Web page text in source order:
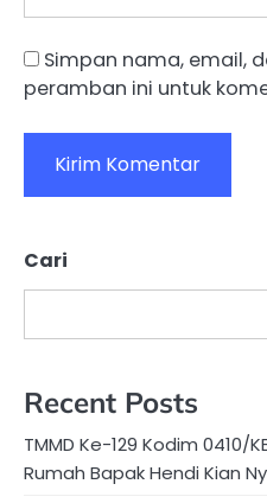
Simpan nama, email,
peramban ini untuk
Cari
Recent Posts
TMMD Ke-129 Kodim 0410/
Rumah Bapak Hendi Kian